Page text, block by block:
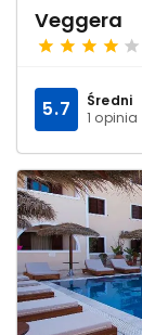
Veggera
Średni
1 opinia
5.7